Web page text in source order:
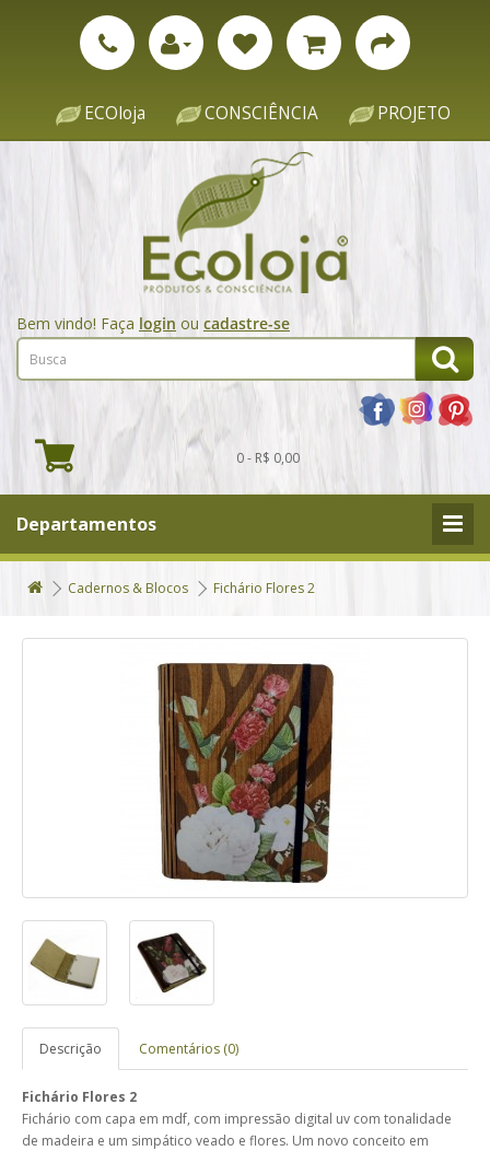
ECOloja CONSCIÊNCIA PROJETO
Bem vindo! Faça login ou cadastre-se
0 - R$ 0,00
Departamentos
Cadernos & Blocos Fichário Flores 2
Descrição Comentários (0)
Fichário Flores 2
Fichário com capa em mdf, com impressão digital uv com tonalidade
de madeira e um simpático veado e flores. Um novo conceito em